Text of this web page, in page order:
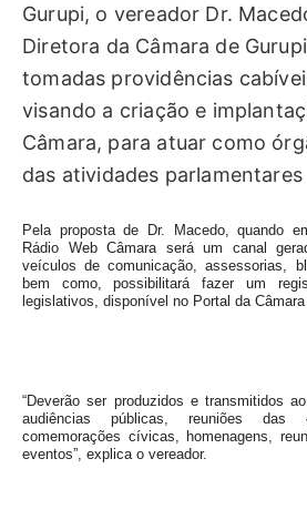
Gurupi, o vereador Dr.
Diretora da Câmara de
tomadas providências
visando a criação e
Câmara, para atuar como
das atividades parlamentares
Pela proposta de Dr. Macedo, quando
Rádio Web Câmara será um canal
veículos de comunicação, assessorias,
bem como, possibilitará fazer um
legislativos, disponível no Portal da
“Deverão ser produzidos e transmitidos
audiências públicas, reuniões das
comemorações cívicas, homenagens,
eventos”, explica o vereador.